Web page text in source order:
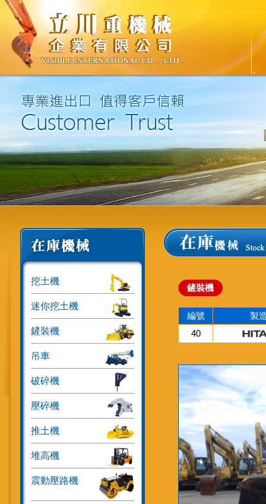
挖土機
迷你挖土機
鏟裝機
吊車
破碎機
壓碎機
推土機
堆高機
震動壓路機
鏟裝機
編號
製
40